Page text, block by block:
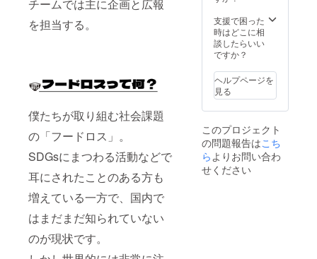
チームでは主に企画と広報
を担当する。
僕たちが取り組む社会課題
の「フードロス」。
SDGsにまつわる活動などで
耳にされたことのある方も
増えている一方で、国内で
はまだまだ知られていない
のが現状です。
支援で困った
時はどこに相
談したらいい
ですか？
ヘルプページを
見る
このプロジェクト
の問題報告はこち
ら よりお問い合わ
せください